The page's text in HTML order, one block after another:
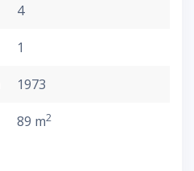
4
1
1973
89 m2